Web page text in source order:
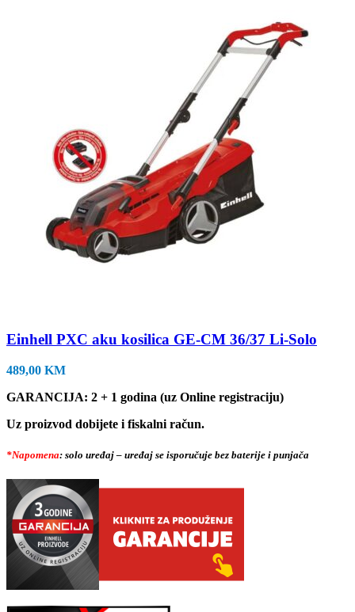
Einhell PXC aku kosilica GE-CM 36/37 Li-Solo
489,00 KM
GARANCIJA: 2 + 1 godina (uz Online registraciju)
Uz proizvod dobijete i fiskalni račun.
*Napomena: solo uređaj – uređaj se isporučuje bez baterije i punjača